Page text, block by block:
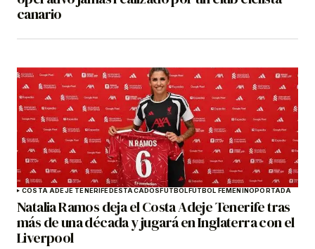
canario
COSTA ADEJE TENERIFEDESTACADOSFÚTBOLFÚTBOL FEMENINOPORTADA
Natalia Ramos deja el Costa Adeje Tenerife tras
más de una década y jugará en Inglaterra con el
Liverpool